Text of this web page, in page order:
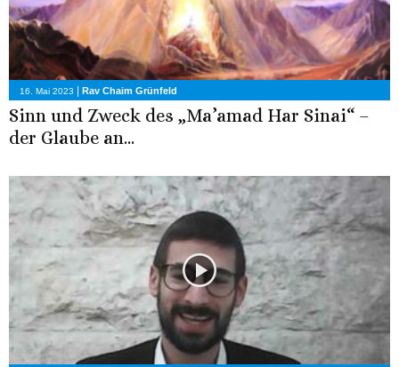
16. Mai 2023 Rav Chaim Grünfeld
Sinn und Zweck des „Ma’amad Har Sinai“ –
der Glaube an...